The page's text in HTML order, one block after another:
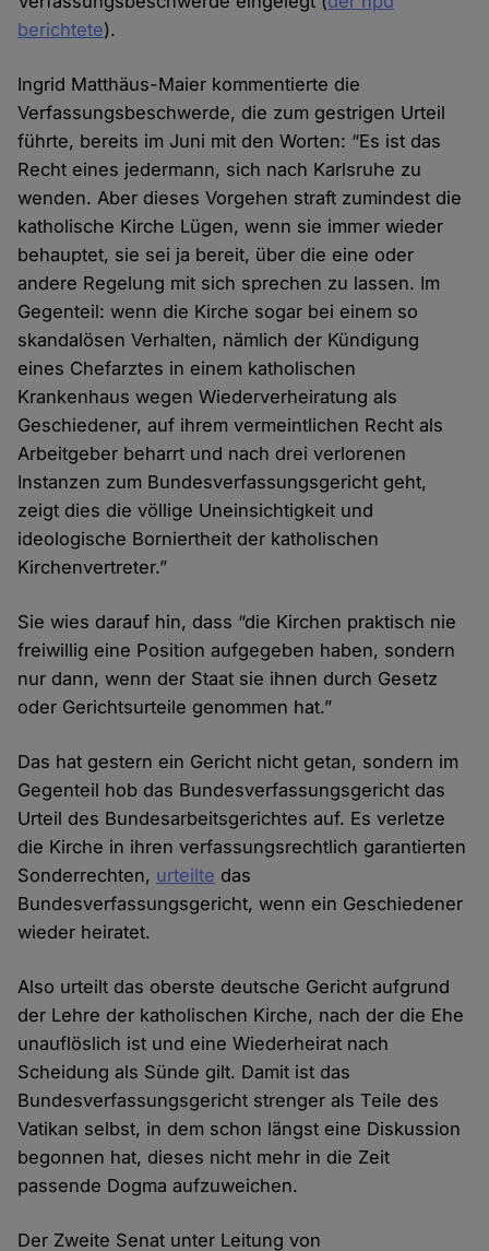
berichtete).
Ingrid Matthäus-Maier kommentierte die
Verfassungsbeschwerde, die zum gestrigen Urteil
führte, bereits im Juni mit den Worten: “Es ist das
Recht eines jedermann, sich nach Karlsruhe zu
wenden. Aber dieses Vorgehen straft zumindest die
katholische Kirche Lügen, wenn sie immer wieder
behauptet, sie sei ja bereit, über die eine oder
andere Regelung mit sich sprechen zu lassen. Im
Gegenteil: wenn die Kirche sogar bei einem so
skandalösen Verhalten, nämlich der Kündigung
eines Chefarztes in einem katholischen
Krankenhaus wegen Wiederverheiratung als
Geschiedener, auf ihrem vermeintlichen Recht als
Arbeitgeber beharrt und nach drei verlorenen
Instanzen zum Bundesverfassungsgericht geht,
zeigt dies die völlige Uneinsichtigkeit und
ideologische Borniertheit der katholischen
Kirchenvertreter.”
Sie wies darauf hin, dass “die Kirchen praktisch nie
freiwillig eine Position aufgegeben haben, sondern
nur dann, wenn der Staat sie ihnen durch Gesetz
oder Gerichtsurteile genommen hat.”
Das hat gestern ein Gericht nicht getan, sondern im
Gegenteil hob das Bundesverfassungsgericht das
Urteil des Bundesarbeitsgerichtes auf. Es verletze
die Kirche in ihren verfassungsrechtlich garantierten
Sonderrechten, urteilte das
Bundesverfassungsgericht, wenn ein Geschiedener
wieder heiratet.
Also urteilt das oberste deutsche Gericht aufgrund
der Lehre der katholischen Kirche, nach der die Ehe
unauflöslich ist und eine Wiederheirat nach
Scheidung als Sünde gilt. Damit ist das
Bundesverfassungsgericht strenger als Teile des
Vatikan selbst, in dem schon längst eine Diskussion
begonnen hat, dieses nicht mehr in die Zeit
passende Dogma aufzuweichen.
Der Zweite Senat unter Leitung von